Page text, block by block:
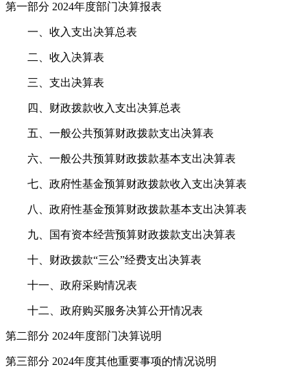
第一部分 2024年度部门决算报表
一、收入支出决算总表
二、收入决算表
三、支出决算表
四、财政拨款收入支出决算总表
五、一般公共预算财政拨款支出决算表
六、一般公共预算财政拨款基本支出决算表
七、政府性基金预算财政拨款收入支出决算表
八、政府性基金预算财政拨款基本支出决算表
九、国有资本经营预算财政拨款支出决算表
十、财政拨款“三公”经费支出决算表
十一、政府采购情况表
十二、政府购买服务决算公开情况表
第二部分 2024年度部门决算说明
第三部分 2024年度其他重要事项的情况说明